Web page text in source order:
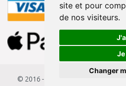
site et pour
de nos visiteurs.
Changer
© 2016 - 2026